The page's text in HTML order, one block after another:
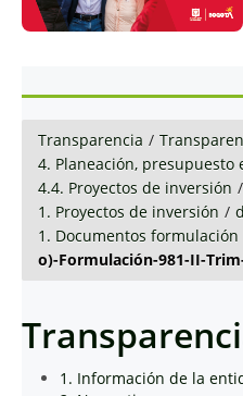
Transparencia /
4. Planeación, presupuesto
4.4. Proyectos de inversión /
1. Proyectos de inversión /
1. Documentos formulación
o)-Formulación-981-II-
1. Información de la